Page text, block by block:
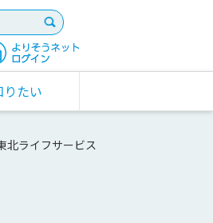
たい
北ライフサービス